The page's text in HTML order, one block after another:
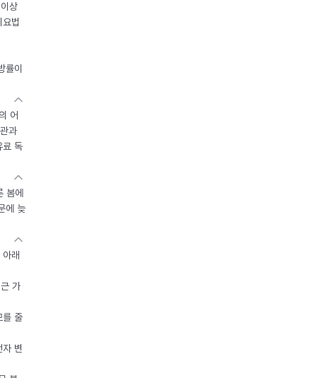
상
법
률이
어
과
료 독
봄에
에 늦
래
가
를 줄
변